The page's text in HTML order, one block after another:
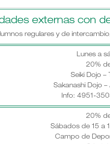
externas con
regulares y de
Lunes a
20%
Seiki Dojo –
Sakanashi Dojo
Info: 4951-
20%
Sábados de 15 a
Campo de